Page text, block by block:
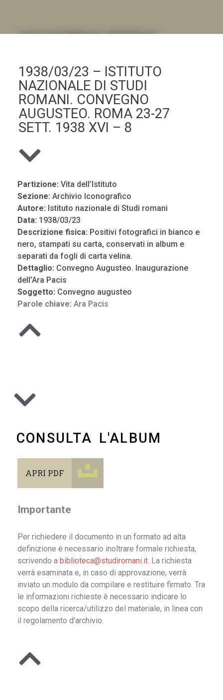
.LA "VITA DELL'ISTITUTO" ATTRAVERSO LE IMMAGINI
1938/03/23 – ISTITUTO
NAZIONALE DI STUDI
ROMANI. CONVEGNO
AUGUSTEO. ROMA 23-27
SETT. 1938 XVI – 8
Partizione: Vita dell’Istituto
Sezione: Archivio Iconografico
Autore: Istituto nazionale di Studi romani
Data: 1938/03/23
Descrizione fisica: Positivi fotografici in bianco e
nero, stampati su carta, conservati in album e
separati da fogli di carta velina.
Dettaglio: Convegno Augusteo. Inaugurazione
dell’Ara Pacis
Soggetto: Convegno augusteo
Parole chiave: Ara Pacis
CONSULTA L'ALBUM
APRI PDF
Importante
Per richiedere il documento in un formato ad alta
definizione è necessario inoltrare formale richiesta,
scrivendo a biblioteca@studiromani.it. La richiesta
verrà esaminata e, in caso di approvazione, verrà
inviato un modulo da compilare e restituire firmato. Tra
le informazioni richieste è necessario indicare lo
scopo della ricerca/utilizzo del materiale, in linea con
il regolamento d’archivio.